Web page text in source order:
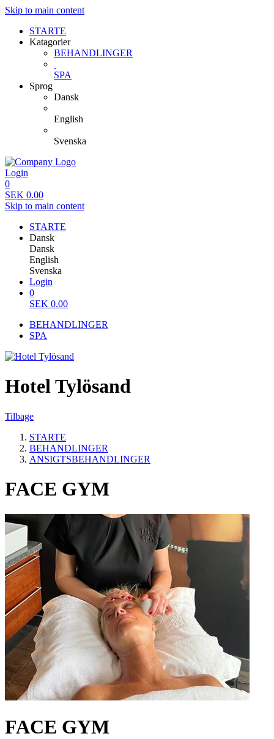
Skip to main content
STARTE
Katagorier
BEHANDLINGER
SPA
Sprog
Dansk
English
Svenska
Login
0
SEK 0.00
Skip to main content
STARTE
Dansk
Dansk
English
Svenska
Login
0
SEK 0.00
BEHANDLINGER
SPA
Hotel Tylösand
Tilbage
STARTE
BEHANDLINGER
ANSIGTSBEHANDLINGER
FACE GYM
FACE GYM